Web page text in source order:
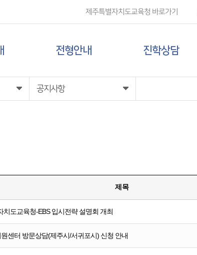
제주특별자치도교육청 바로가기
전형안내 진학상담
대입 일정
공지사항
제목
치도교육청-EBS 입시전략 설명회 개최
센터 방문상담(제주시/서귀포시) 신청 안내